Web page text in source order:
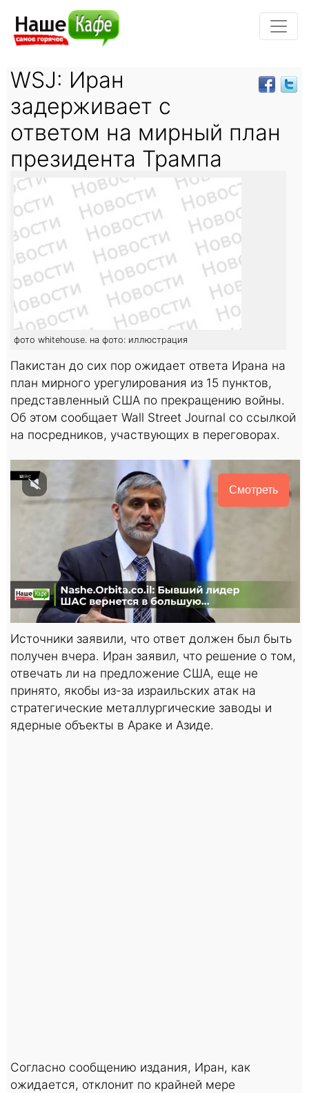
WSJ: Иран
задерживает с
ответом на мирный план
президента Трампа
фото whitehouse. на фото: иллюстрация
Пакистан до сих пор ожидает ответа Ирана на
план мирного урегулирования из 15 пунктов,
представленный США по прекращению войны.
Об этом сообщает Wall Street Journal со ссылкой
на посредников, участвующих в переговорах.
Смотреть
Источники заявили, что ответ должен был быть
получен вчера. Иран заявил, что решение о том,
отвечать ли на предложение США, еще не
принято, якобы из-за израильских атак на
стратегические металлургические заводы и
ядерные объекты в Араке и Азиде.
Согласно сообщению издания, Иран, как
ожидается, отклонит по крайней мере